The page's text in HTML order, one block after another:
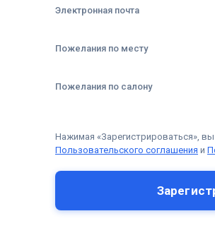
Электронная почта
Пожелания по месту
Пожелания по салону
Нажимая «Зарегистрироваться»,
Пользовательского соглашения и